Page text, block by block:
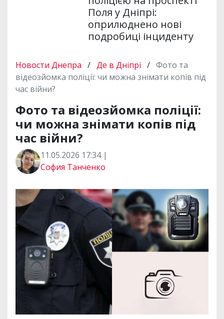
Поля у Дніпрі:
оприлюднено нові
подробиці інциденту
Новости Днепра / Де в Дніпрі / Фото та
відеозйомка поліції: чи можна знімати копів під
час війни?
Фото та відеозйомка поліції:
чи можна знімати копів під
час війни?
11.05.2026 17:34 |
София Танченко